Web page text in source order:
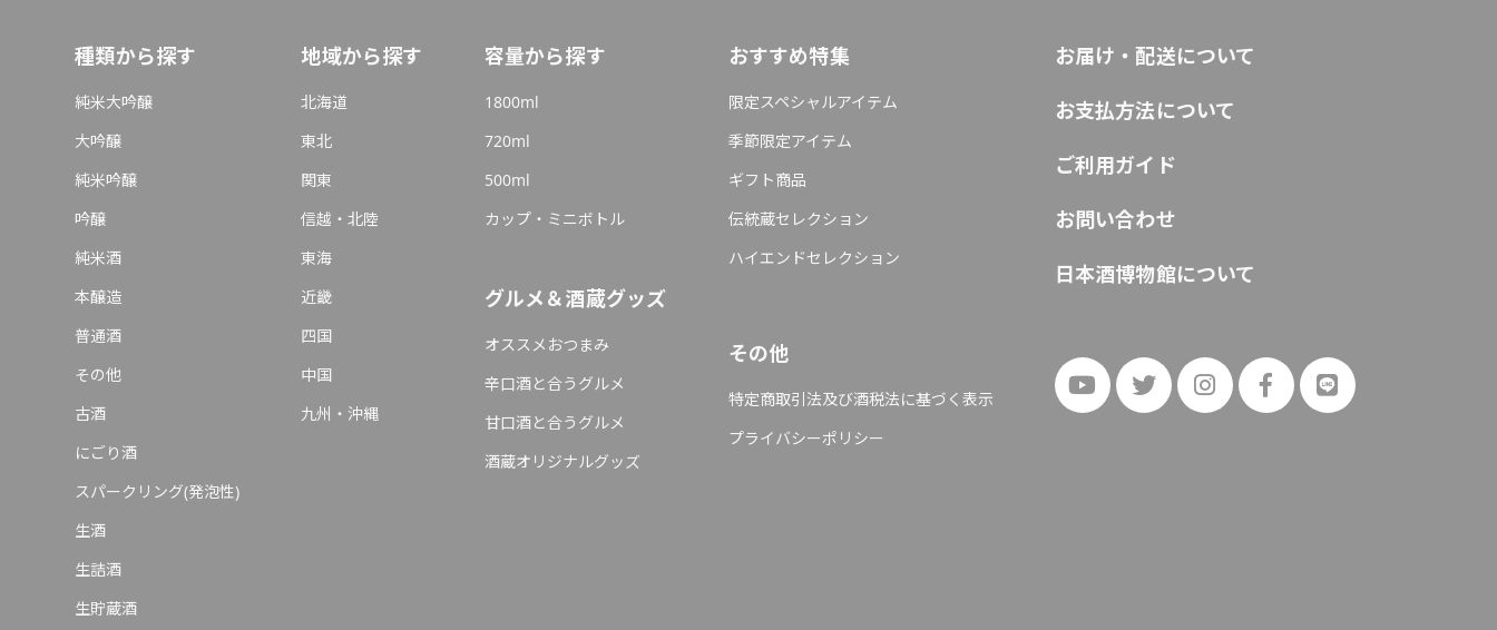
種類から探す
純米大吟醸
大吟醸
純米吟醸
吟醸
純米酒
本醸造
普通酒
その他
古酒
にごり酒
スパークリング(発泡性)
生酒
生詰酒
生貯蔵酒
地域から探す
北海道
東北
関東
信越・北陸
東海
近畿
四国
中国
九州・沖縄
容量から探す
1800ml
720ml
500ml
カップ・ミニボトル
グルメ＆酒蔵グッズ
オススメおつまみ
辛口酒と合うグルメ
甘口酒と合うグルメ
酒蔵オリジナルグッズ
おすすめ特集
限定スペシャルアイテム
季節限定アイテム
ギフト商品
伝統蔵セレクション
ハイエンドセレクション
その他
特定商取引法及び酒税法に基づく表示
プライバシーポリシー
お届け・配送について
お支払方法について
ご利用ガイド
お問い合わせ
日本酒博物館について